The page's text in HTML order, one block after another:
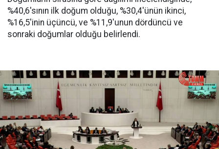
%40,6'sının ilk doğum olduğu, %30,4'ünün ikinci,
%16,5'inin üçüncü, ve %11,9'unun dördüncü ve
sonraki doğumlar olduğu belirlendi.